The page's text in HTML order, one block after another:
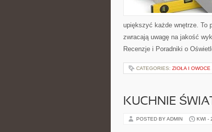
upiększyć każde wnętrze. To
zwracają uwagę na jakość
Recenzje i Poradniki o
CATEGORIES: ZIOŁA I
KUCHNIE
POSTED BY ADMIN KWI -